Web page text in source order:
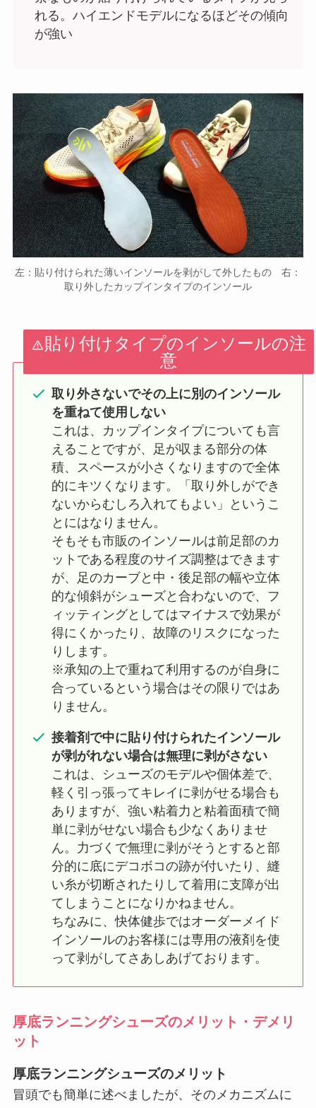
れる。ハイエンドモデルになるほどその傾向
が強い
左：貼り付けられた薄いインソールを剥がして外したもの 右：
取り外したカップインタイプのインソール
貼り付けタイプのインソールの注
意
取り外さないでその上に別のインソール
を重ねて使用しない
これは、カップインタイプについても言
えることですが、足が収まる部分の体
積、スペースが小さくなりますので全体
的にキツくなります。「取り外しができ
ないからむしろ入れてもよい」というこ
とにはなりません。
そもそも市販のインソールは前足部のカ
ットである程度のサイズ調整はできます
が、足のカーブと中・後足部の幅や立体
的な傾斜がシューズと合わないので、フ
ィッティングとしてはマイナスで効果が
得にくかったり、故障のリスクになった
りします。
※承知の上で重ねて利用するのが自身に
合っているという場合はその限りではあ
りません。
接着剤で中に貼り付けられたインソール
が剥がれない場合は無理に剥がさない
これは、シューズのモデルや個体差で、
軽く引っ張ってキレイに剥がせる場合も
ありますが、強い粘着力と粘着面積で簡
単に剥がせない場合も少なくありませ
ん。力づくで無理に剥がそうとすると部
分的に底にデコボコの跡が付いたり、縫
い糸が切断されたりして着用に支障が出
てしまうことになりかねません。
ちなみに、快体健歩ではオーダーメイド
インソールのお客様には専用の液剤を使
って剥がしてさあしあげております。
厚底ランニングシューズのメリット・デメリ
ット
厚底ランニングシューズのメリット
冒頭でも簡単に述べましたが、そのメカニズムに